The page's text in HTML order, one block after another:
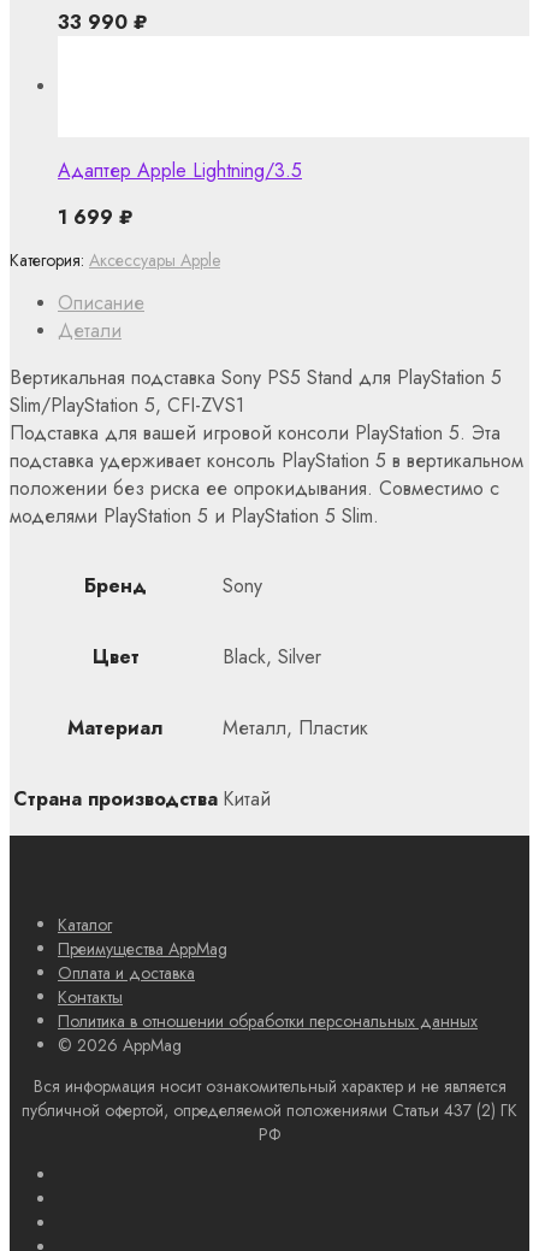
Описание
Детали
Вертикальная подставка Sony PS5 Stand для PlayStation 5
Slim/PlayStation 5, CFI-ZVS1
Подставка для вашей игровой консоли PlayStation 5. Эта
подставка удерживает консоль PlayStation 5 в вертикальном
положении без риска ее опрокидывания. Совместимо с
моделями PlayStation 5 и PlayStation 5 Slim.
Бренд Sony
Цвет Black, Silver
Материал Металл, Пластик
Страна производства Китай
Категория: Аксессуары Apple
33 990 ₽
Адаптер Apple Lightning/3.5
1 699 ₽
Каталог
Преимущества AppMag
Оплата и доставка
Контакты
Политика в отношении обработки персональных данных
© 2026 AppMag
Вся информация носит ознакомительный характер и не является
публичной офертой, определяемой положениями Статьи 437 (2) ГК
РФ